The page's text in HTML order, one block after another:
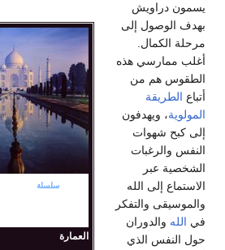
سلسلة
العمارة
يسمون دراويش
بهدف الوصول إلى
مرحلة الكمال.
أغلب ممارسي هذه
الطقوس هم من
أتباع الطريقة
المولوية، ويهدفون
إلى كبح شهوات
النفس والرغبات
الشخصية عبر
الاستماع إلى الله
والموسيقى والتفكر
في الله والدوران
حول النفس الذي